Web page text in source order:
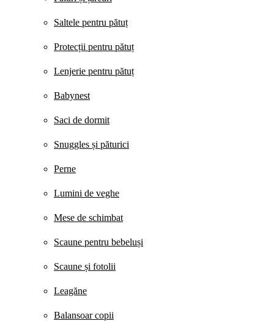
Saltele pentru pătuț
Protecții pentru pătuț
Lenjerie pentru pătuț
Babynest
Saci de dormit
Snuggles și păturici
Perne
Lumini de veghe
Mese de schimbat
Scaune pentru bebeluși
Scaune și fotolii
Leagăne
Balansoar copii